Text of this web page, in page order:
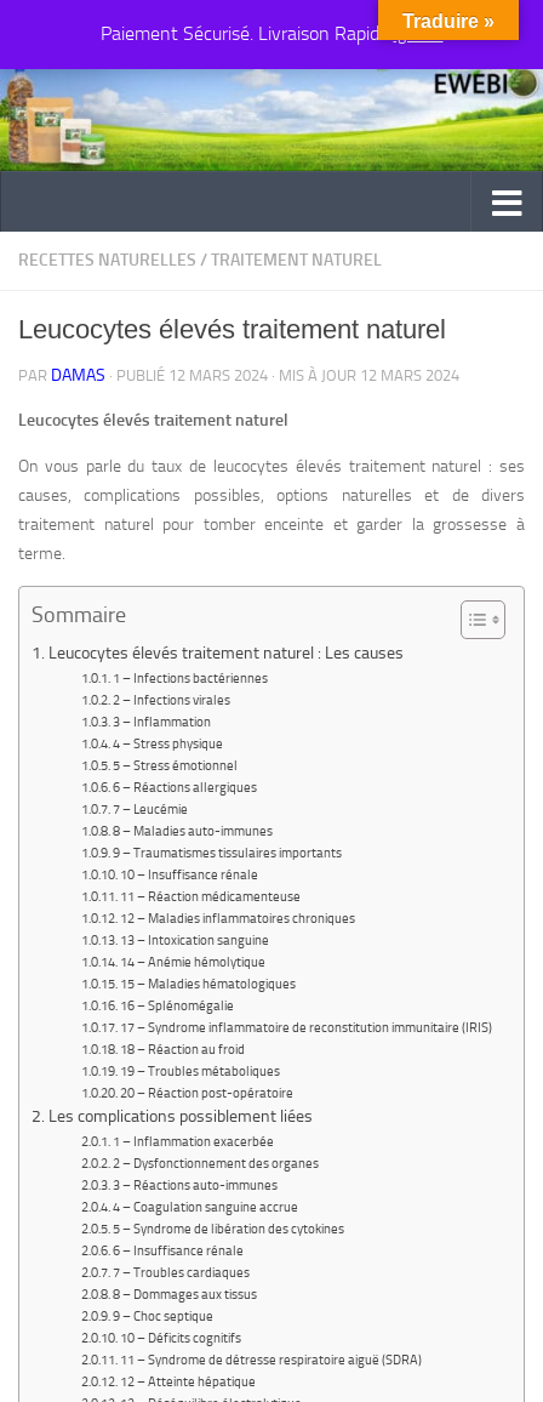
Paiement Sécurisé. Livraison Rapide Ignorer
Au dessous du contenu
RECETTES NATURELLES /TRAITEMENT NATUREL
Leucocytes élevés traitement naturel
PAR DAMAS · PUBLIÉ 12 MARS 2024 · MIS À JOUR 12 MARS 2024
Leucocytes élevés traitement naturel
On vous parle du taux de leucocytes élevés traitement naturel : ses
causes, complications possibles, options naturelles et de divers
traitement naturel pour tomber enceinte et garder la grossesse à
terme.
Sommaire
Leucocytes élevés traitement naturel : Les causes
1 – Infections bactériennes
2 – Infections virales
3 – Inflammation
4 – Stress physique
5 – Stress émotionnel
6 – Réactions allergiques
7 – Leucémie
8 – Maladies auto-immunes
9 – Traumatismes tissulaires importants
10 – Insuffisance rénale
11 – Réaction médicamenteuse
12 – Maladies inflammatoires chroniques
13 – Intoxication sanguine
14 – Anémie hémolytique
15 – Maladies hématologiques
16 – Splénomégalie
17 – Syndrome inflammatoire de reconstitution immunitaire (IRIS)
18 – Réaction au froid
19 – Troubles métaboliques
20 – Réaction post-opératoire
Les complications possiblement liées
1 – Inflammation exacerbée
2 – Dysfonctionnement des organes
3 – Réactions auto-immunes
4 – Coagulation sanguine accrue
5 – Syndrome de libération des cytokines
6 – Insuffisance rénale
7 – Troubles cardiaques
8 – Dommages aux tissus
9 – Choc septique
10 – Déficits cognitifs
11 – Syndrome de détresse respiratoire aiguë (SDRA)
12 – Atteinte hépatique
Traduire »